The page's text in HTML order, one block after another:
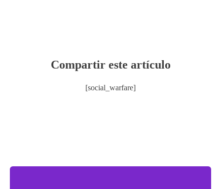
Compartir este artículo
[social_warfare]